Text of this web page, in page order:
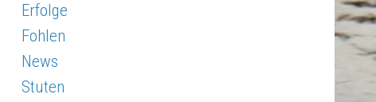
Erfolge
Fohlen
News
Stuten